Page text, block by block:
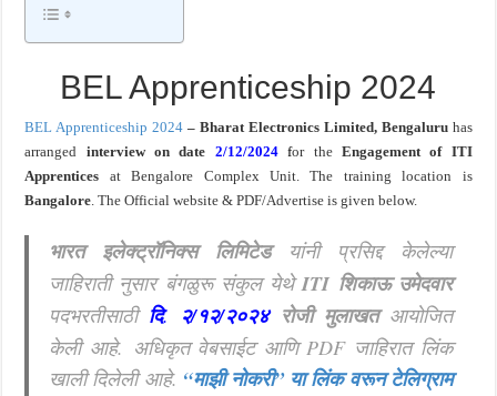
BEL Apprenticeship 2024
BEL Apprenticeship 2024 – Bharat Electronics Limited, Bengaluru has
arranged interview on date 2/12/2024for the Engagement of ITI
Apprentices at Bengalore Complex Unit.
The training location is
Bangalore. The Official website & PDF/Advertise is given below.
भारत इलेक्ट्रॉनिक्स लिमिटेड यांनी प्रसिद्द केलेल्या
जाहिराती नुसार बंगळुरू संकुल येथेITI शिकाऊ उमेदवार
पदभरतीसाठी दि. २/१२/२०२४रोजी मुलाखत आयोजित
केली आहे. अधिकृत वेबसाईट आणि PDF जाहिरात लिंक
खाली दिलेली आहे. “माझी नोकरी” या लिंक वरून टेलिग्राम